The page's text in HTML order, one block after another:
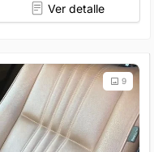
Ver detalle
9